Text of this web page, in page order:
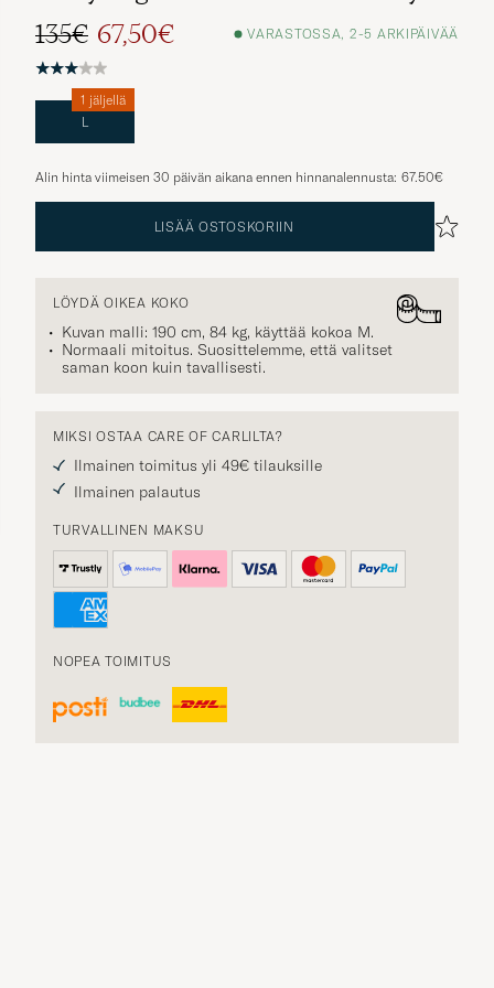
135€ 67,50€ VARASTOSSA, 2-5 ARKIPÄIVÄÄ
L
1 jäljellä
Alin hinta viimeisen 30 päivän aikana ennen hinnanalennusta: 67.50€
LISÄÄ OSTOSKORIIN
LÖYDÄ OIKEA KOKO
Kuvan malli: 190 cm, 84 kg, käyttää kokoa M.
Normaali mitoitus. Suosittelemme, että valitset
saman koon kuin tavallisesti.
MIKSI OSTAA CARE OF CARLILTA?
Ilmainen toimitus yli 49€ tilauksille
Ilmainen palautus
TURVALLINEN MAKSU
NOPEA TOIMITUS